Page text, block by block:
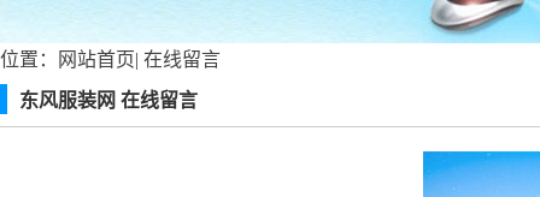
位置： 网站首页| 在线留言
东风服装网 在线留言